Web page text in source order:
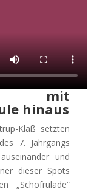
mit
hinaus
Klaß setzten
7. Jahrgangs
und
dieser Spots
„Schofrulade“